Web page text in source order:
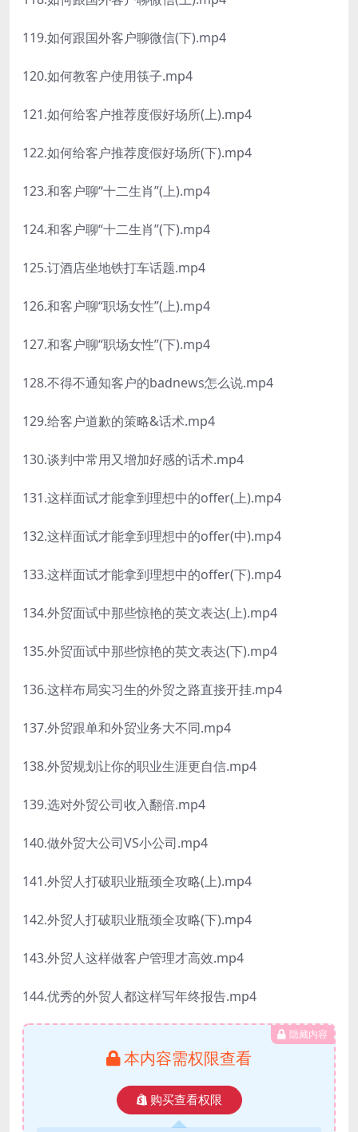
119.如何跟国外客户聊微信(下).mp4
120.如何教客户使用筷子.mp4
121.如何给客户推荐度假好场所(上).mp4
122.如何给客户推荐度假好场所(下).mp4
123.和客户聊“十二生肖”(上).mp4
124.和客户聊“十二生肖”(下).mp4
125.订酒店坐地铁打车话题.mp4
126.和客户聊“职场女性”(上).mp4
127.和客户聊“职场女性”(下).mp4
128.不得不通知客户的badnews怎么说.mp4
129.给客户道歉的策略&话术.mp4
130.谈判中常用又增加好感的话术.mp4
131.这样面试才能拿到理想中的offer(上).mp4
132.这样面试才能拿到理想中的offer(中).mp4
133.这样面试才能拿到理想中的offer(下).mp4
134.外贸面试中那些惊艳的英文表达(上).mp4
135.外贸面试中那些惊艳的英文表达(下).mp4
136.这样布局实习生的外贸之路直接开挂.mp4
137.外贸跟单和外贸业务大不同.mp4
138.外贸规划让你的职业生涯更自信.mp4
139.选对外贸公司收入翻倍.mp4
140.做外贸大公司VS小公司.mp4
141.外贸人打破职业瓶颈全攻略(上).mp4
142.外贸人打破职业瓶颈全攻略(下).mp4
143.外贸人这样做客户管理才高效.mp4
144.优秀的外贸人都这样写年终报告.mp4
隐藏内容
本内容需权限查看
购买查看权限